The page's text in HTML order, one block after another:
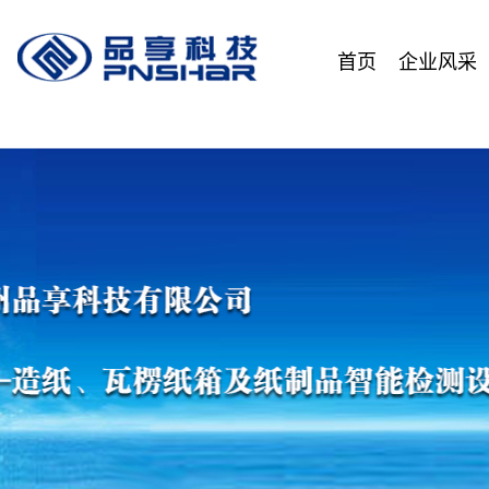
首页 企业风采